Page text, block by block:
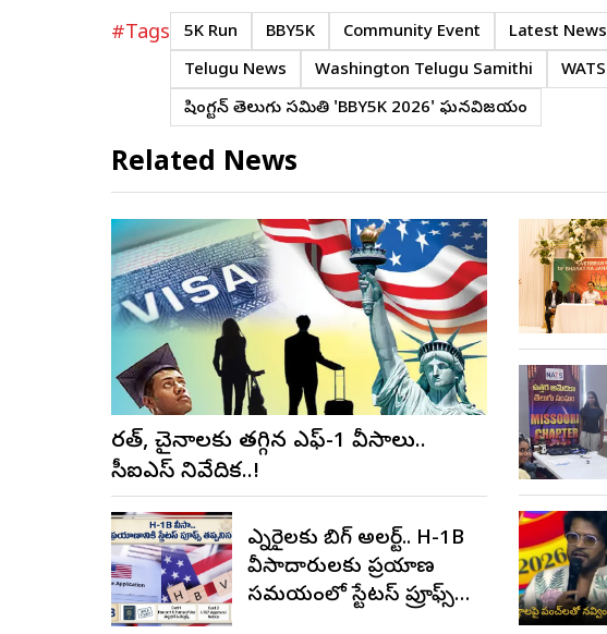
#Tags 5K Run BBY5K Community Event Latest News
Telugu News
Washington Telugu Samithi
WATS
వాషింగ్టన్ తెలుగు సమితి 'BBY5K 2026' ఘనవిజయం
Related News
భారత్, చైనాలకు తగ్గిన ఎఫ్-1 వీసాలు..
సీఐఎస్ నివేదిక..!
ఎన్నారైలకు బిగ్ అలర్ట్.. H-1B
వీసాదారులకు ప్రయాణ
సమయంలో స్టేటస్ ప్రూఫ్స్